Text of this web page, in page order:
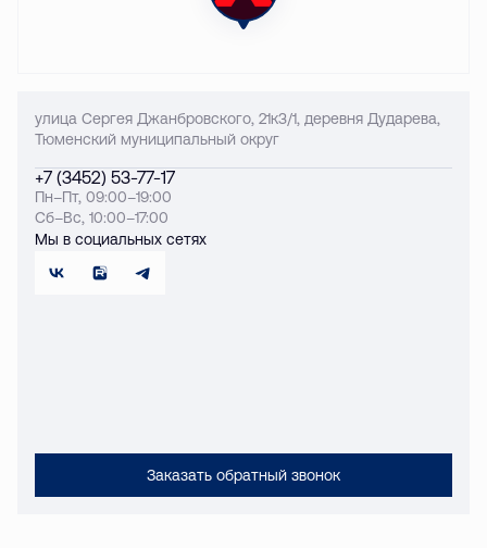
улица Сергея Джанбровского, 21к3/1, деревня Дударева,
Тюменский муниципальный округ
+7 (3452) 53-77-17
Пн–Пт, 09:00–19:00
Сб–Вс, 10:00–17:00
Мы в социальных сетях
Заказать обратный звонок